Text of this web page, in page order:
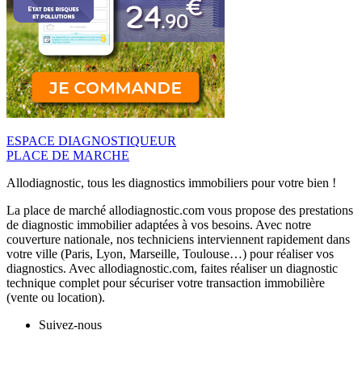
ESPACE DIAGNOSTIQUEUR
PLACE DE MARCHE
Allodiagnostic, tous les diagnostics immobiliers pour votre bien !
La place de marché allodiagnostic.com vous propose des prestations
de diagnostic immobilier adaptées à vos besoins. Avec notre
couverture nationale, nos techniciens interviennent rapidement dans
votre ville (Paris, Lyon, Marseille, Toulouse…) pour réaliser vos
diagnostics. Avec allodiagnostic.com, faites réaliser un diagnostic
technique complet pour sécuriser votre transaction immobilière
(vente ou location).
Suivez-nous